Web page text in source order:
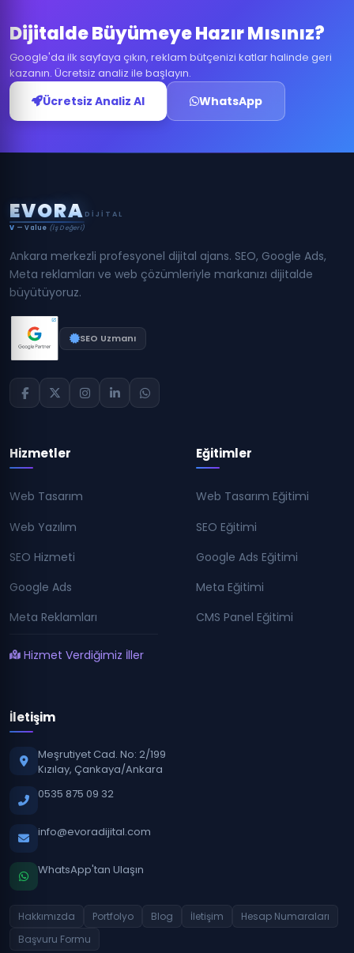
Dijitalde Büyümeye Hazır Mısınız?
Google'da ilk sayfaya çıkın, reklam bütçenizi katlar halinde geri
kazanın. Ücretsiz analiz ile başlayın.
Ücretsiz Analiz Al WhatsApp
EVORA DIJITAL
V — Value (İş Değeri)
Ankara merkezli profesyonel dijital ajans. SEO, Google Ads,
Meta reklamları ve web çözümleriyle markanızı dijitalde
büyütüyoruz.
SEO Uzmanı
Hizmetler
Web Tasarım
Web Yazılım
SEO Hizmeti
Google Ads
Meta Reklamları
Hizmet Verdiğimiz İller
Eğitimler
Web Tasarım Eğitimi
SEO Eğitimi
Google Ads Eğitimi
Meta Eğitimi
CMS Panel Eğitimi
İletişim
Meşrutiyet Cad. No: 2/199
Kızılay, Çankaya/Ankara
0535 875 09 32
info@evoradijital.com
WhatsApp'tan Ulaşın
Hakkımızda Portfolyo Blog İletişim
Hesap Numaraları
Başvuru Formu